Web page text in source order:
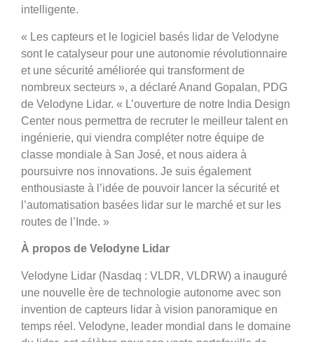
intelligente.
« Les capteurs et le logiciel basés lidar de Velodyne
sont le catalyseur pour une autonomie révolutionnaire
et une sécurité améliorée qui transforment de
nombreux secteurs », a déclaré Anand Gopalan, PDG
de Velodyne Lidar. « L’ouverture de notre India Design
Center nous permettra de recruter le meilleur talent en
ingénierie, qui viendra compléter notre équipe de
classe mondiale à San José, et nous aidera à
poursuivre nos innovations. Je suis également
enthousiaste à l’idée de pouvoir lancer la sécurité et
l’automatisation basées lidar sur le marché et sur les
routes de l’Inde. »
À propos de Velodyne Lidar
Velodyne Lidar (Nasdaq : VLDR, VLDRW) a inauguré
une nouvelle ère de technologie autonome avec son
invention de capteurs lidar à vision panoramique en
temps réel. Velodyne, leader mondial dans le domaine